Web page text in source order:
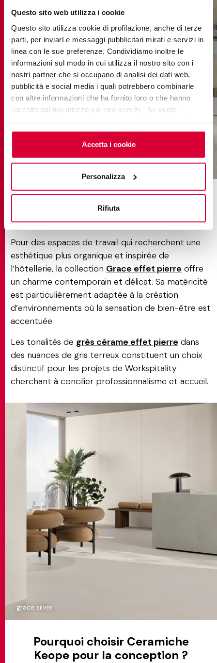
Questo sito web utilizza i cookie
Questo sito utilizza cookie di profilazione, anche di terze
parti, per inviarLe messaggi pubblicitari mirati e servizi in
linea con le sue preferenze. Condividiamo inoltre le
informazioni sul modo in cui utilizza il nostro sito con i
nostri partner che si occupano di analisi dei dati web,
pubblicità e social media i quali potrebbero combinarle
con altre informazioni che ha fornito loro o che hanno
raccolto dal tuo utilizzo sui loro servizi. Se vuole
cookieclicchi qui. Il consenso può essere espresso
cliccando sul tasto “Accetta i cookie”. Se non vuole i
cookie di profilazione può negare il consenso sul tasto
Accetta i cookie
Personalizza
Rifiuta
moov up clay
grace silver
Grace : la matéricité
accueillante de l’effet pierre
Pour des espaces de travail qui recherchent une
esthétique plus organique et inspirée de
l’hôtellerie, la collection Grace effet pierre offre
un charme contemporain et délicat. Sa matéricité
est particulièrement adaptée à la création
d’environnements où la sensation de bien-être est
accentuée.
Les tonalités de grès cérame effet pierre dans
des nuances de gris terreux constituent un choix
distinctif pour les projets de Workspitality
cherchant à concilier professionnalisme et accueil.
Pourquoi choisir Ceramiche
Keope pour la conception ?